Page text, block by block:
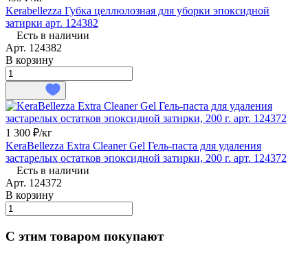
Kerabellezza Губка целлюлозная для уборки эпоксидной
затирки арт. 124382
Есть в наличии
Арт. 124382
В корзину
1 300 ₽/кг
KeraBellezza Extra Cleaner Gel Гель-паста для удаления
застарелых остатков эпоксидной затирки, 200 г. арт. 124372
Есть в наличии
Арт. 124372
В корзину
С этим товаром покупают